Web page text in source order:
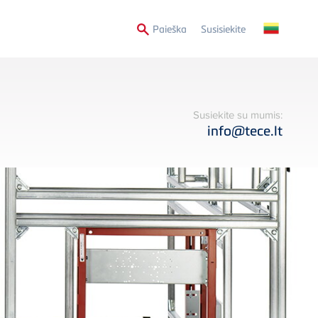
Paieška Secondary
Susisiekite
Susiekite su mumis:
info@tece.lt